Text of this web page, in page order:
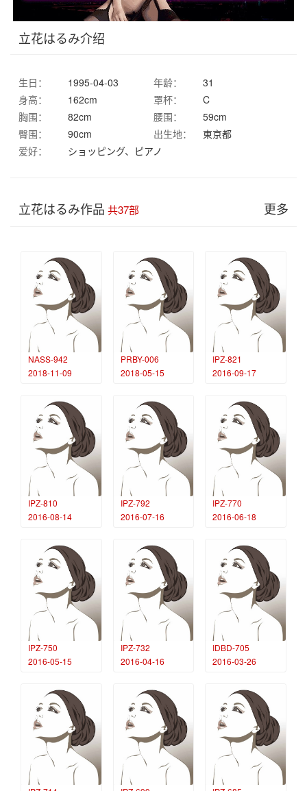
立花はるみ介绍
生日： 1995-04-03 年龄：
31
身高：
162cm 罩杯：
C
胸围：
82cm 腰围：
59cm
臀围：
90cm 出生地：
東京都
爱好：
ショッピング、ピアノ
更多
立花はるみ作品 共37部
NASS-942
2018-11-09
PRBY-006
2018-05-15
IPZ-821
2016-09-17
IPZ-810
2016-08-14
IPZ-792
2016-07-16
IPZ-770
2016-06-18
IPZ-750
2016-05-15
IPZ-732
2016-04-16
IDBD-705
2016-03-26